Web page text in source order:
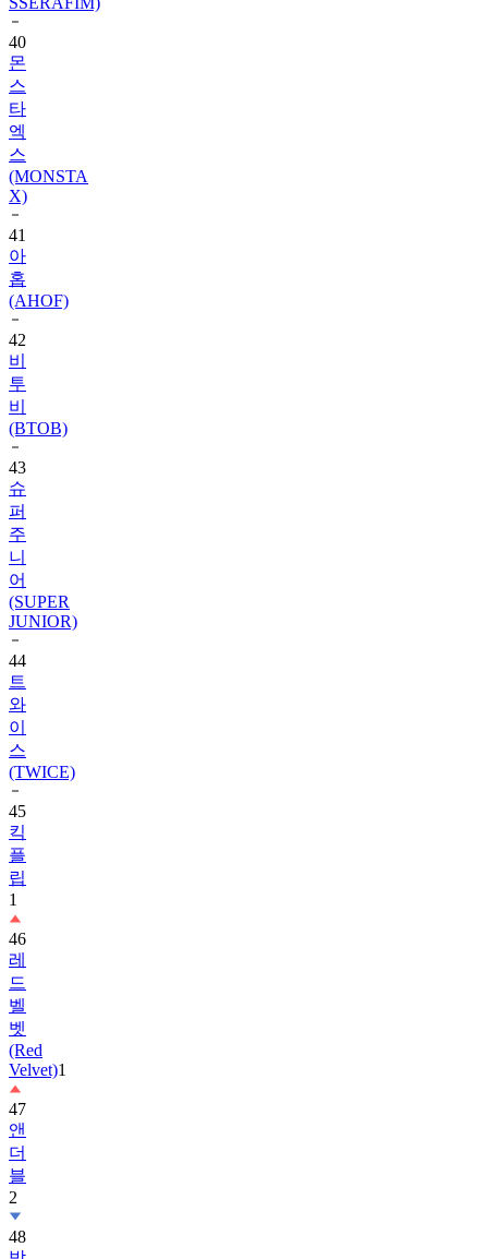
40
몬
스
타
엑
스
(MONSTA
X)
41
아
홉
(AHOF)
42
비
투
비
(BTOB)
43
슈
퍼
주
니
어
(SUPER
JUNIOR)
44
트
와
이
스
(TWICE)
45
킥
플
립
1
46
레
드
벨
벳
(Red
Velvet)1
47
앤
더
블
2
48